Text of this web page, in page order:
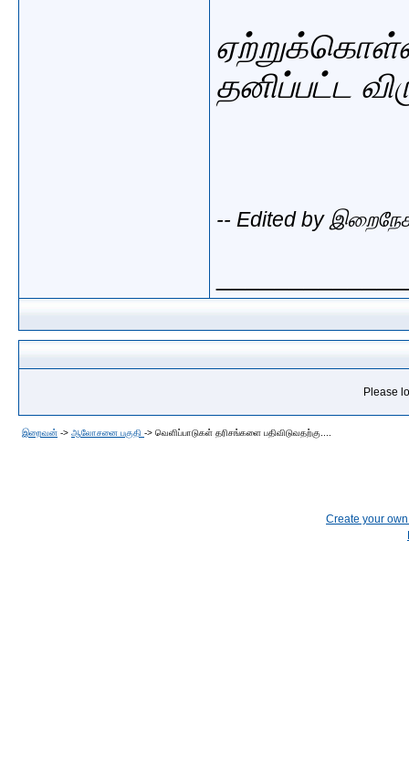
தனிப்பட்ட
-- Edited by
Please
இறைவன் -> ஆலோசனை பகுதி -> வெளிப்பாடுகள் தரிசங்களை பதிவிடுவதற்கு....
Create your